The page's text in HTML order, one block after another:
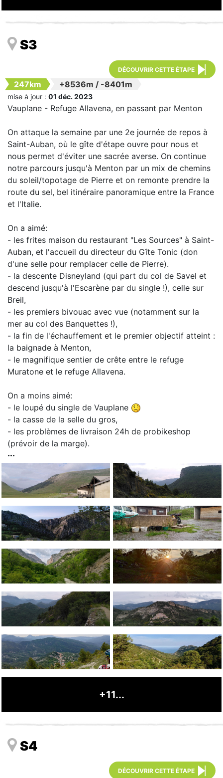
S3
DÉCOUVRIR CETTE ÉTAPE
247km +8536m / -8401m
mise à jour : 01 déc. 2023
Vauplane - Refuge Allavena, en passant par Menton
On attaque la semaine par une 2e journée de repos à
Saint-Auban, où le gîte d'étape ouvre pour nous et
nous permet d'éviter une sacrée averse. On continue
notre parcours jusqu'à Menton par un mix de chemins
du soleil/topotage de Pierre et on remonte prendre la
route du sel, bel itinéraire panoramique entre la France
et l'Italie.
On a aimé:
- les frites maison du restaurant "Les Sources" à Saint-
Auban, et l'accueil du directeur du Gîte Tonic (don
d'une selle pour remplacer celle de Pierre).
- la descente Disneyland (qui part du col de Savel et
descend jusqu'à l'Escarène par du single !), celle sur
Breil,
- les premiers bivouac avec vue (notamment sur la
mer au col des Banquettes !),
- la fin de l'échauffement et le premier objectif atteint :
la baignade à Menton,
- le magnifique sentier de crête entre le refuge
Muratone et le refuge Allavena.
On a moins aimé:
- le loupé du single de Vauplane
- la casse de la selle du gros,
- les problèmes de livraison 24h de probikeshop
(prévoir de la marge).
+11...
S4
DÉCOUVRIR CETTE ÉTAPE